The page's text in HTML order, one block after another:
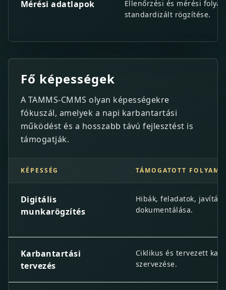
Mérési adatlapok
Ellenőrzési és mérési
standardizált rögzítése.
Fő képességek
A TAMMS-CMMS olyan képességekre
fókuszál, amelyek a napi karbantartási
működést és a hosszabb távú fejlesztést is
támogatják.
KÉPESSÉG TÁMOGATOTT
Digitális
munkarögzítés
Hibák, feladatok,
dokumentálása.
Karbantartási
tervezés
Ciklikus és tervezett
szervezése.